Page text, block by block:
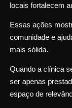
locais fortalecem
Essas ações
comunidade e
mais sólida.
Quando a clínica
ser apenas
espaço de